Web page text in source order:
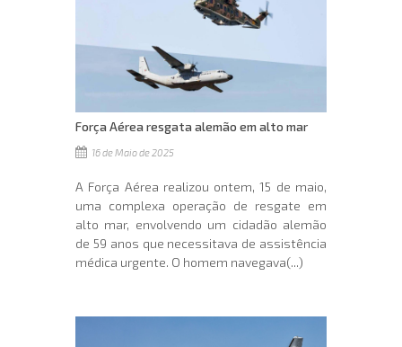
Força Aérea resgata alemão em alto mar
16 de Maio de 2025
A Força Aérea realizou ontem, 15 de maio,
uma complexa operação de resgate em
alto mar, envolvendo um cidadão alemão
de 59 anos que necessitava de assistência
médica urgente. O homem navegava(...)